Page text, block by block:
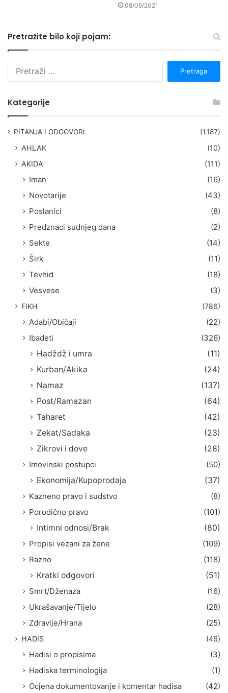
08/06/2021
Pretražite bilo koji pojam:
Kategorije
PITANJA I ODGOVORI (1.187)
AHLAK
(10)
AKIDA
(111)
Iman
(16)
Novotarije
(43)
Poslanici
(8)
Predznaci sudnjeg dana
(2)
Sekte
(14)
Širk
(11)
Tevhid
(18)
Vesvese
(3)
FIKH (786)
Adabi/Običaji
(22)
Ibadeti
(326)
Hadždž i umra
(11)
Kurban/Akika
(24)
Namaz
(137)
Post/Ramazan
(64)
Taharet
(42)
Zekat/Sadaka
(23)
Zikrovi i dove
(28)
Imovinski postupci
(50)
Ekonomija/Kupoprodaja
(37)
Kazneno pravo i sudstvo
(8)
Porodično pravo
(101)
Intimni odnosi/Brak
(80)
Propisi vezani za žene
(109)
Razno
(118)
Kratki odgovori
(51)
Smrt/Dženaza
(16)
Ukrašavanje/Tijelo
(28)
Zdravlje/Hrana
(25)
HADIS (46)
Hadisi o propisima
(3)
Hadiska terminologija
(1)
Ocjena dokumentovanje i komentar hadisa
(42)